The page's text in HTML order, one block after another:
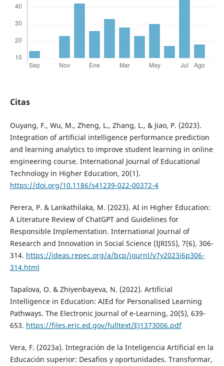
Citas
Ouyang, F., Wu, M., Zheng, L., Zhang, L., & Jiao, P. (2023).
Integration of artificial intelligence performance prediction
and learning analytics to improve student learning in online
engineering course. International Journal of Educational
Technology in Higher Education, 20(1).
https://doi.org/10.1186/s41239-022-00372-4
Perera, P. & Lankathilaka, M. (2023). AI in Higher Education:
A Literature Review of ChatGPT and Guidelines for
Responsible Implementation. International Journal of
Research and Innovation in Social Science (IJRISS), 7(6), 306-
314. https://ideas.repec.org/a/bcp/journl/v7y2023i6p306-
314.html
Tapalova, O. & Zhiyenbayeva, N. (2022). Artificial
Intelligence in Education: AIEd for Personalised Learning
Pathways. The Electronic Journal of e-Learning, 20(5), 639-
653. https://files.eric.ed.gov/fulltext/EJ1373006.pdf
Vera, F. (2023a). Integración de la Inteligencia Artificial en la
Educación superior: Desafíos y oportunidades. Transformar,